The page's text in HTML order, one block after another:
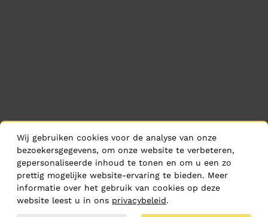
Wij gebruiken cookies voor de analyse van onze
bezoekersgegevens, om onze website te verbeteren,
gepersonaliseerde inhoud te tonen en om u een zo
prettig mogelijke website-ervaring te bieden. Meer
informatie over het gebruik van cookies op deze
website leest u in ons privacybeleid.